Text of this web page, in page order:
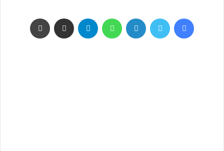
فيسبوك تويتر لينكدإن واتساب تيلقرام مشاركة عبر البريد